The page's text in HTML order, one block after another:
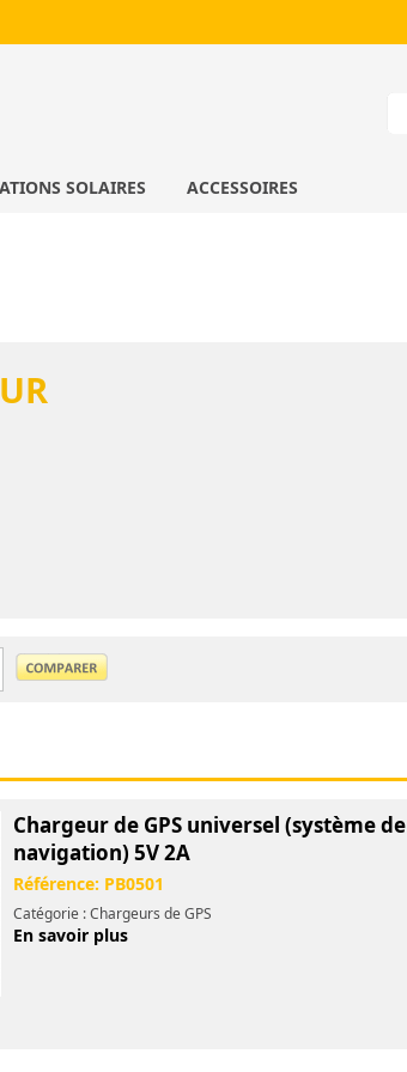
SOLAIRES ACCESSOIRES
Chargeur de GPS universel (système de
navigation) 5V 2A
Référence: PB0501
Catégorie : Chargeurs de GPS
En savoir plus